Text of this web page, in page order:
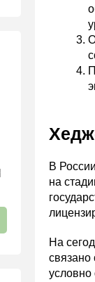
В
на
На
связано